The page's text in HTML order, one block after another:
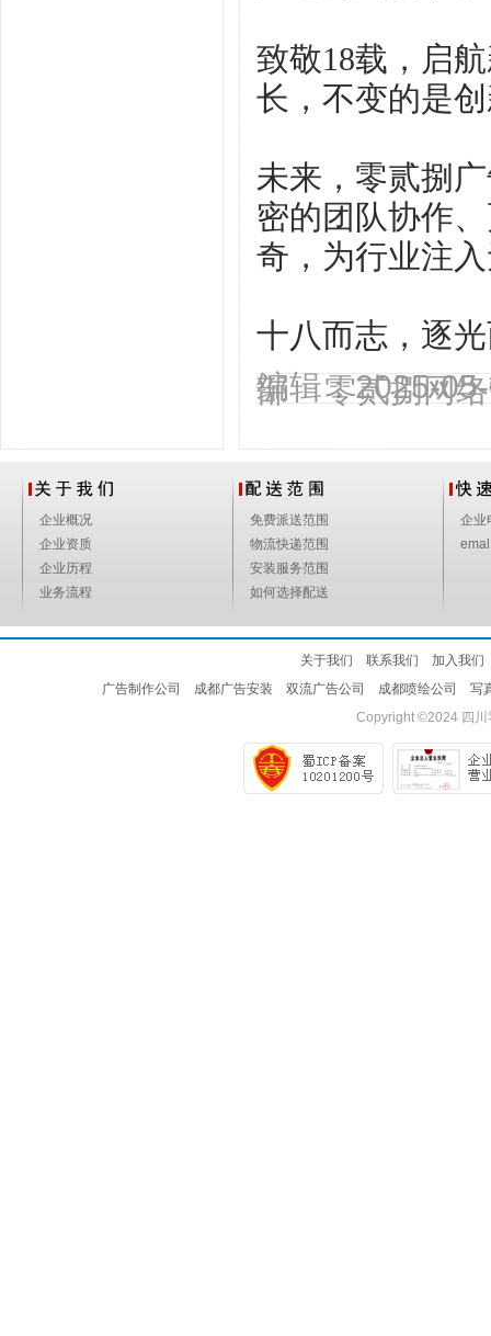
致敬18载，启
长，不变的是
未来，零贰捌
密的团队协作
奇，为行业注
十八而志，逐
编辑：2025-
部 零贰捌网
企业概况
企业资质
企业历程
业务流程
免费派送范围
物流快递范围
安装服务范围
如何选择配送
企业
关于我们 联系我们
加入我们
广告制作公司
成都广告安装 双流广告公司 成都喷绘公司
写
Copyright ©2024 四